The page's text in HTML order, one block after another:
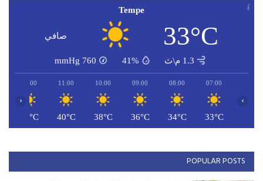
Tempe
33°C صافي
1.3 م\ث 41%
760
mmHg
07:00
33°C
08:00
34°C
09:00
36°C
10:00
38°C
11:00
40°C
12:00
41°C
‹ ›
POPULAR POSTS